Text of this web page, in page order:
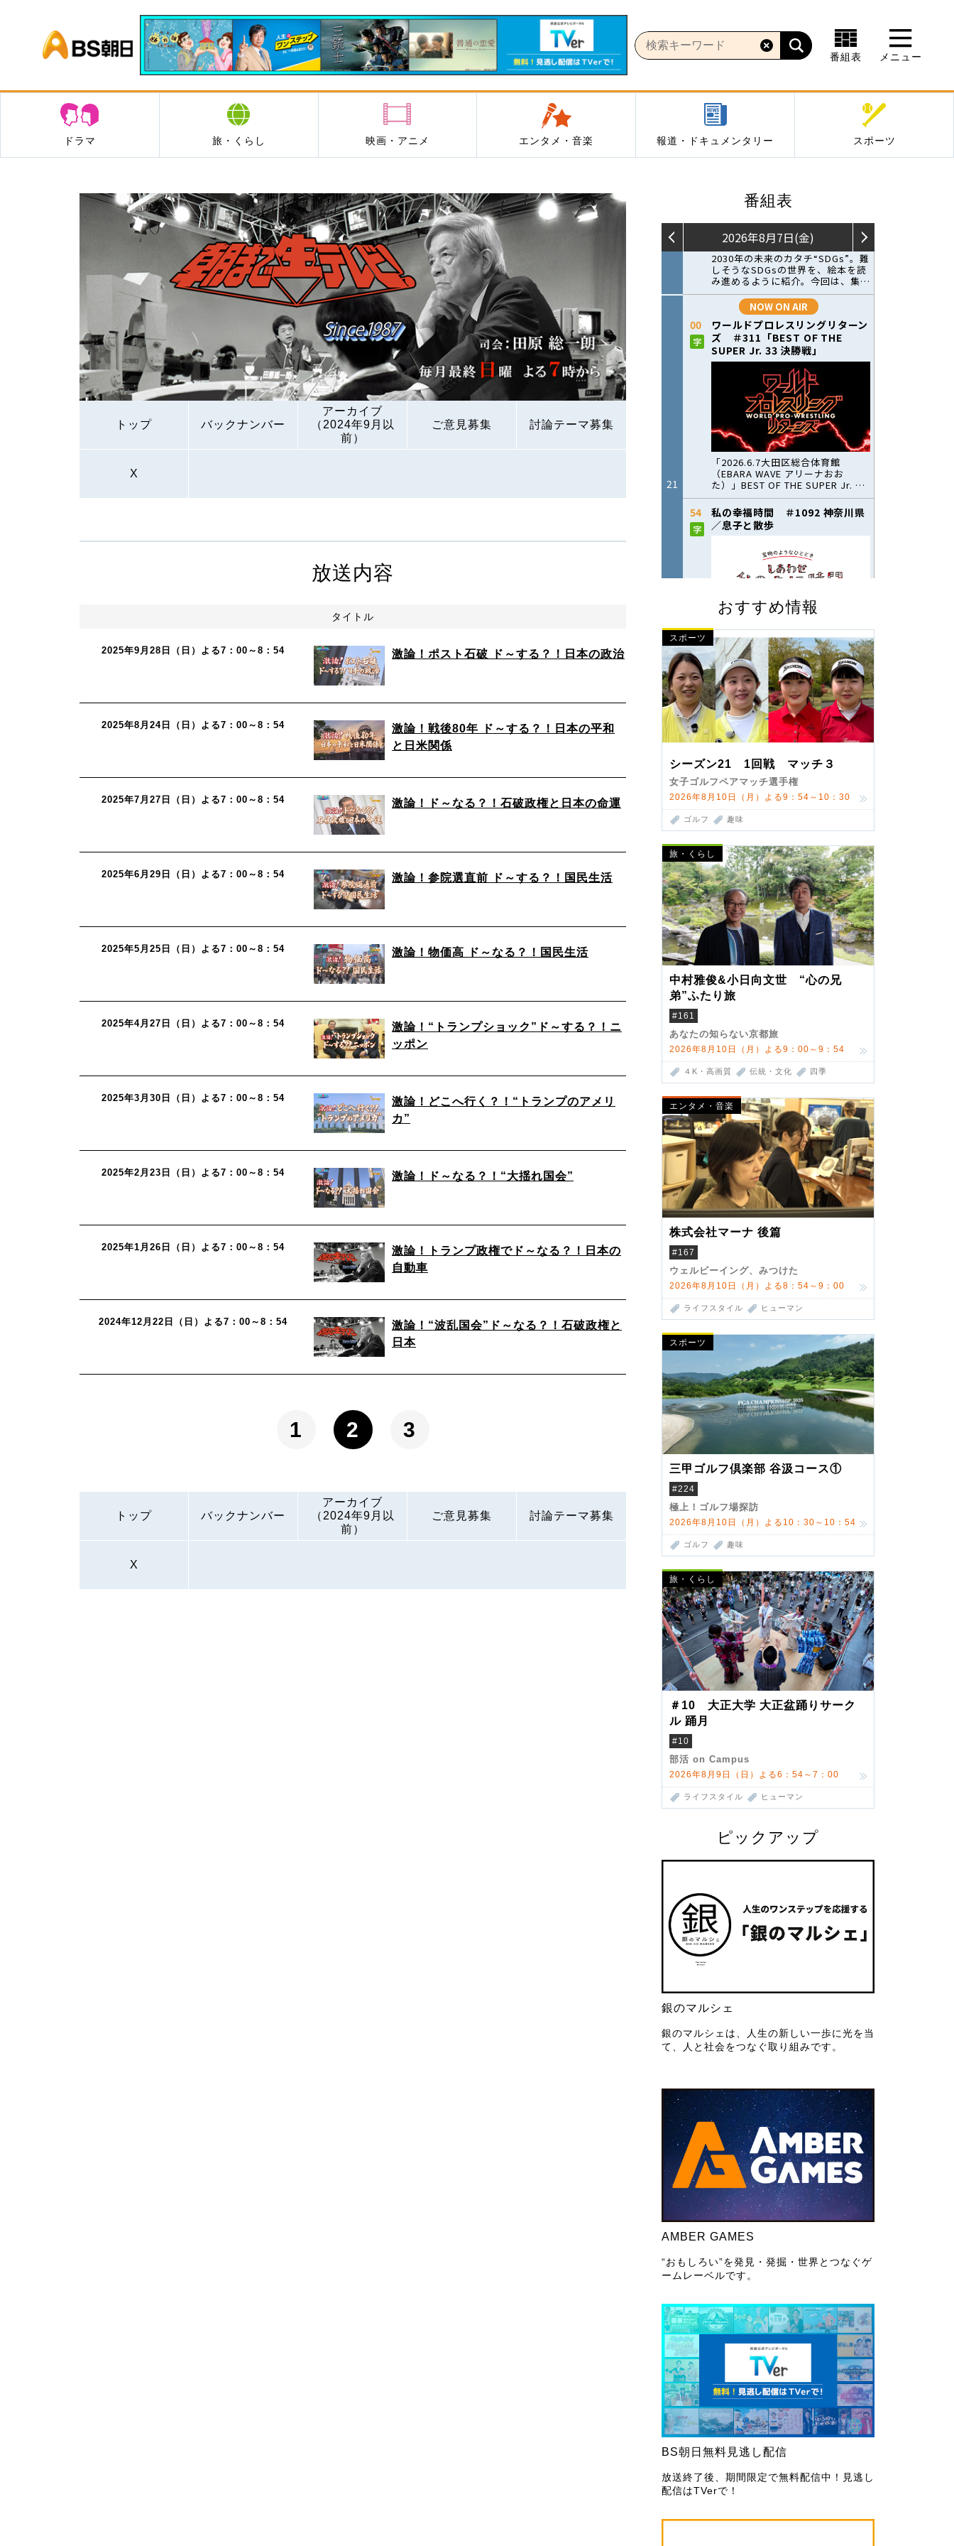
BS朝日
番組表 メニュー
ドラマ 旅・くらし 映画・アニメ エンタメ・音楽 報道・ドキュメンタリー スポーツ
トップ バックナンバー
アーカイブ
（2024年9月以
前）
ご意見募集 討論テーマ募集
X
番組表
おすすめ情報
スポーツ
シーズン21 1回戦 マッチ３
女子ゴルフペアマッチ選手権
2026年8月10日（月）よる9：54～10：30
ゴルフ 趣味
旅・くらし
中村雅俊&小日向文世 “心の兄
弟”ふたり旅
#161
あなたの知らない京都旅
2026年8月10日（月）よる9：00～9：54
４K・高画質 伝統・文化 四季
エンタメ・音楽
株式会社マーナ 後篇
#167
ウェルビーイング、みつけた
2026年8月10日（月）よる8：54～9：00
ライフスタイル ヒューマン
スポーツ
三甲ゴルフ倶楽部 谷汲コース①
#224
極上！ゴルフ場探訪
2026年8月10日（月）よる10：30～10：54
ゴルフ 趣味
旅・くらし
＃10 大正大学 大正盆踊りサーク
ル 踊月
#10
部活 on Campus
2026年8月9日（日）よる6：54～7：00
ライフスタイル ヒューマン
ピックアップ
銀のマルシェ
銀のマルシェは、人生の新しい一歩に光を当
て、人と社会をつなぐ取り組みです。
AMBER GAMES
“おもしろい”を発見・発掘・世界とつなぐゲ
ームレーベルです。
BS朝日無料見逃し配信
放送終了後、期間限定で無料配信中！見逃し
配信はTVerで！
放送内容
タイトル
2025年9月28日（日）よる7：00～8：54 激論！ポスト石破 ド～する？！日本の政治
2025年8月24日（日）よる7：00～8：54
激論！戦後80年 ド～する？！日本の平和
と日米関係
2025年7月27日（日）よる7：00～8：54 激論！ド～なる？！石破政権と日本の命運
2025年6月29日（日）よる7：00～8：54 激論！参院選直前 ド～する？！国民生活
2025年5月25日（日）よる7：00～8：54 激論！物価高 ド～なる？！国民生活
2025年4月27日（日）よる7：00～8：54
激論！“トランプショック”ド～する？！ニ
ッポン
2025年3月30日（日）よる7：00～8：54
激論！どこへ行く？！“トランプのアメリ
カ”
2025年2月23日（日）よる7：00～8：54 激論！ド～なる？！“大揺れ国会”
2025年1月26日（日）よる7：00～8：54
激論！トランプ政権でド～なる？！日本の
自動車
2024年12月22日（日）よる7：00～8：54
激論！“波乱国会”ド～なる？！石破政権と
日本
1 2 3
トップ バックナンバー
アーカイブ
（2024年9月以
前）
ご意見募集 討論テーマ募集
X